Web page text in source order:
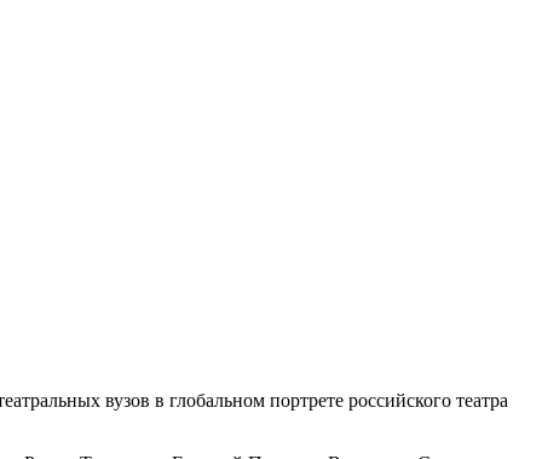
вузов в глобальном портрете российского театра